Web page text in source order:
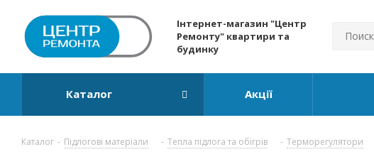
Інтернет-магазин "Центр
Ремонту" квартири та
будинку
Каталог Акції
Каталог - Підлогові матеріали - Тепла підлога та обігрів - Терморегулятори